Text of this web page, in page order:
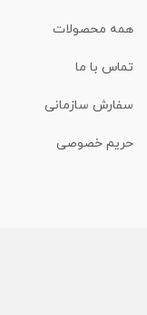
همه محصولات
تماس با ما
سفارش سازمانی
حریم خصوصی